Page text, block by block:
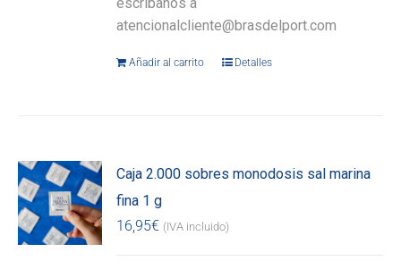
escríbanos a
atencionalcliente@brasdelport.com
Añadir al carrito Detalles
Caja 2.000 sobres monodosis sal marina
fina 1 g
16,95€ (IVA incluido)